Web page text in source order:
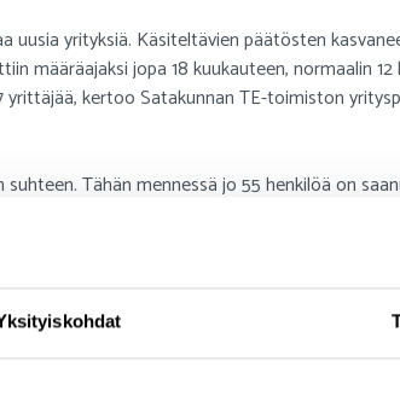
yrityksiä. Käsiteltävien päätösten
määräajaksi jopa 18 kuukauteen, normaalin
kertoo Satakunnan TE-toimiston
Tähän mennessä jo 55 henkilöä on
on lähtenyt hyvin käyntiin. Uusina
Enter-asiakkaista mukana jatkavat
mukana myös